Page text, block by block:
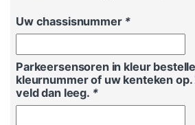
Uw chassisnummer *
Parkeersensoren in kleur
kleurnummer of uw kenteken op.
veld dan leeg. *